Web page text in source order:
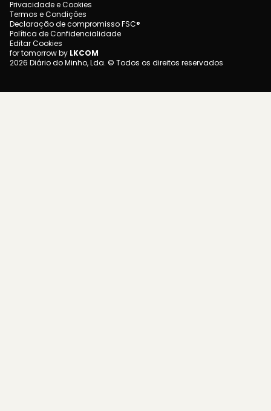
Privacidade e Cookies
Termos e Condições
Declaração de compromisso FSC®
Política de Confidencialidade
Editar Cookies
for tomorrow by LKCOM
2026 Diário do Minho, Lda. © Todos os direitos reservados